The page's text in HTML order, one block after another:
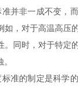
并非一成不变，
如，对于高温高压
。同时，对于特定
准的制定是科学